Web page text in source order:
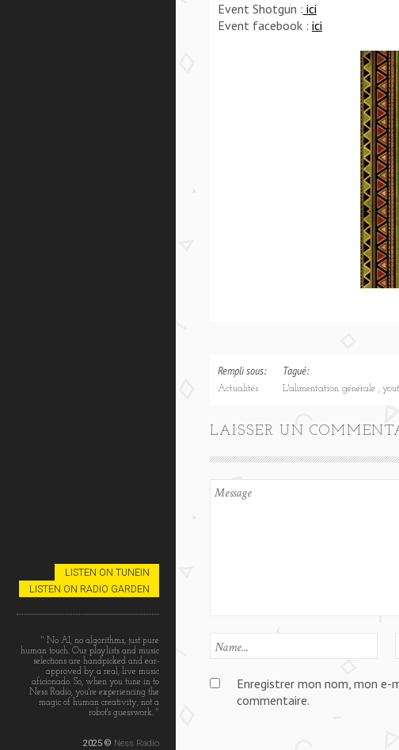
LISTEN ON TUNEIN
LISTEN ON RADIO GARDEN
" No AI, no algorithms, just pure
human touch. Our playlists and music
selections are handpicked and ear-
approved by a real, live music
aficionado. So, when you tune in to
Ness Radio, you're experiencing the
magic of human creativity, not a
robot's guesswork. "
2025 © Ness Radio
Event Shotgun : ici
Event facebook : ici
Rempli sous:
Actualités
Tagué:
L'alimentation générale
LAISSER UN
Enregistrer mon nom, mon
commentaire.